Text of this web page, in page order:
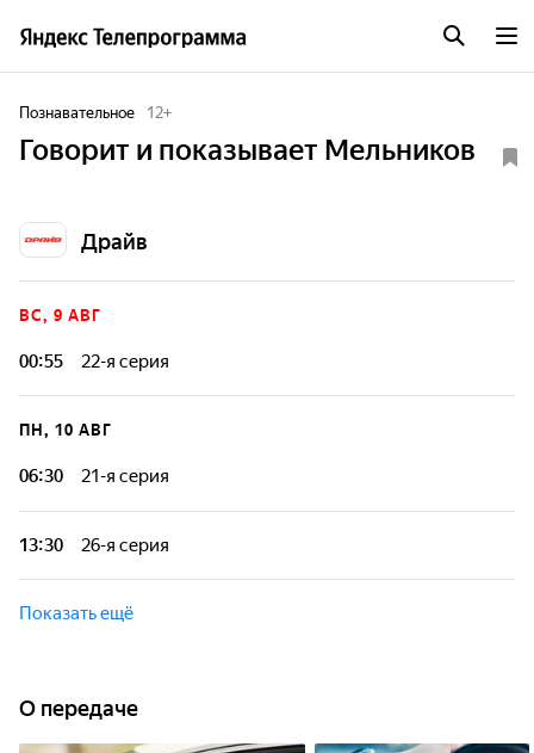
Познавательное 12+
Говорит и показывает Мельников
Драйв
ВС, 9 АВГ
00:55 22-я серия
Известный автомобильный журналист Владимир
оставивших заметный след в сердцах неравнодушных к
сохранившиеся экземпляры этих особенных автомобилей.
ПН, 10 АВГ
06:30 21-я серия
Известный автомобильный журналист Владимир
оставивших заметный след в сердцах неравнодушных к
автомобилям людей. При этом показывая хорошо
13:30 26-я серия
Известный автомобильный журналист Владимир
Мельников рассказывает о машинах недавнего прошлого,
оставивших заметный след в сердцах неравнодушных к
Показать ещё
О передаче